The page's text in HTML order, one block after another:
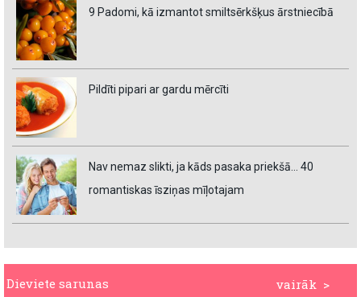
9 Padomi, kā izmantot smiltsērkšķus ārstniecībā
Pildīti pipari ar gardu mērcīti
Nav nemaz slikti, ja kāds pasaka priekšā… 40
romantiskas īsziņas mīļotajam
vairāk >
Dieviete sarunas